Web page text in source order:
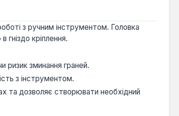
з ручним інструментом. Головка
гніздо кріплення.
ризик зминання граней.
з інструментом.
та дозволяє створювати необхідний